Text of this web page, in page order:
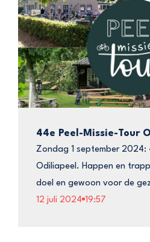
44e Peel-Missie-Tour
Zondag 1 september 2024:
Odiliapeel. Happen en
doel en gewoon voor de
12 juli 2024 19:57